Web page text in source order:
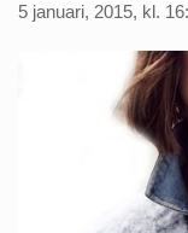
5 januari, 2015, kl.